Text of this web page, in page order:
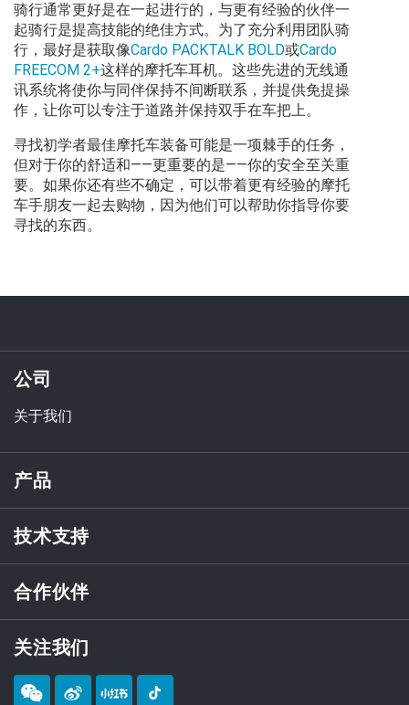
骑行通常更好是在一起进行的，与更有经验的伙伴一
起骑行是提高技能的绝佳方式。为了充分利用团队骑
行，最好是获取像Cardo PACKTALK BOLD或Cardo
FREECOM 2+这样的摩托车耳机。这些先进的无线通
讯系统将使你与同伴保持不间断联系，并提供免提操
作，让你可以专注于道路并保持双手在车把上。
寻找初学者最佳摩托车装备可能是一项棘手的任务，
但对于你的舒适和——更重要的是——你的安全至关重
要。如果你还有些不确定，可以带着更有经验的摩托
车手朋友一起去购物，因为他们可以帮助你指导你要
寻找的东西。
公司
关于我们
产品
技术支持
合作伙伴
关注我们